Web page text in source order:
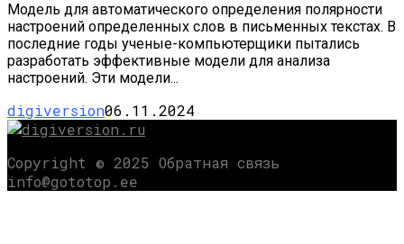
Модель для автоматического определения полярности
настроений определенных слов в письменных текстах. В
последние годы ученые-компьютерщики пытались
разработать эффективные модели для анализа
настроений. Эти модели...
digiversion06.11.2024
Copyright © 2025 Обратная связь
info@gototop.ee